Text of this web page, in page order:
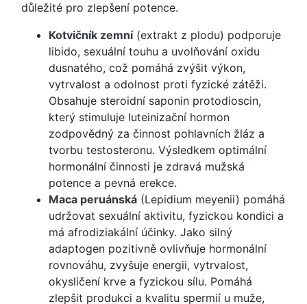
důležité pro zlepšení potence.
Kotvičník zemní(extrakt z plodu) podporuje
libido, sexuální touhu a uvolňování oxidu
dusnatého, což pomáhá zvýšit výkon,
vytrvalost a odolnost proti fyzické zátěži.
Obsahuje steroidní saponin protodioscin,
který stimuluje luteinizační hormon
zodpovědný za činnost pohlavních žláz a
tvorbu testosteronu. Výsledkem optimální
hormonální činnosti je zdravá mužská
potence a pevná erekce.
Maca peruánská (Lepidium meyenii) pomáhá
udržovat sexuální aktivitu, fyzickou kondici a
má afrodiziakální účinky. Jako silný
adaptogen pozitivně ovlivňuje hormonální
rovnováhu, zvyšuje energii, vytrvalost,
okysličení krve a fyzickou sílu. Pomáhá
zlepšit produkci a kvalitu spermií u muže,